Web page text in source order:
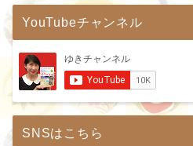
YouTubeチャンネル
SNSはこちら